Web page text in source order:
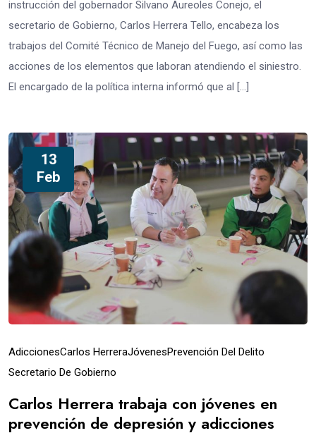
instrucción del gobernador Silvano Aureoles Conejo, el
secretario de Gobierno, Carlos Herrera Tello, encabeza los
trabajos del Comité Técnico de Manejo del Fuego, así como las
acciones de los elementos que laboran atendiendo el siniestro.
El encargado de la política interna informó que al […]
13
Feb
AdiccionesCarlos HerreraJóvenesPrevención Del Delito
Secretario De Gobierno
Carlos Herrera trabaja con jóvenes en
prevención de depresión y adicciones